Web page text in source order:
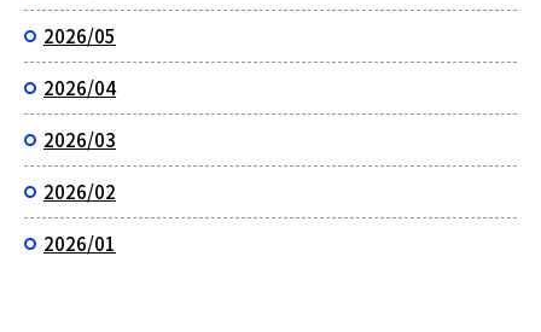
2026/05
2026/04
2026/03
2026/02
2026/01